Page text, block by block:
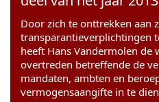
Door zich te onttrekken aan
transparantieverplichtingen
heeft Hans Vandermolen de
overtreden betreffende de
mandaten, ambten en
vermogensaangifte in te